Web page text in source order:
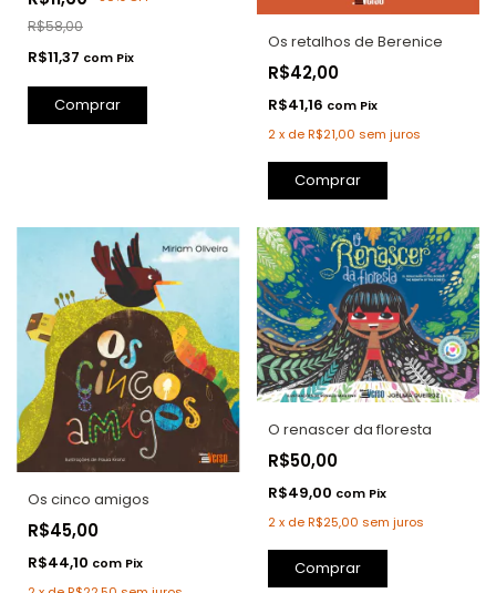
R$58,00
R$11,37 com Pix
Comprar
Os retalhos de Berenice
R$42,00
R$41,16 com Pix
2 x deR$21,00 sem juros
Comprar
Os cinco amigos
R$45,00
R$44,10 com Pix
O renascer da floresta
R$50,00
R$49,00 com Pix
2 x deR$25,00 sem juros